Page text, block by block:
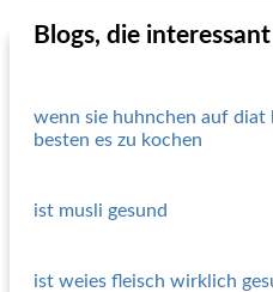
Blogs, die
wenn sie huhnchen auf diat
besten es zu kochen
ist musli gesund
ist weies fleisch wirklich